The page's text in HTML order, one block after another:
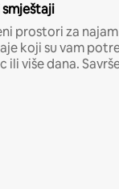
prostori za
koji su vam
ili više dana.